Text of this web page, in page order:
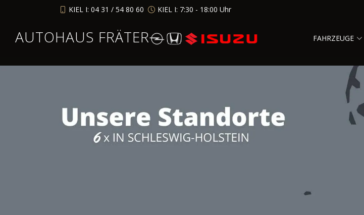
KIEL I: 04 31 / 54 80 60 KIEL I: 7:30 - 18:00 Uhr
AUTOHAUS FRÄTER FAHRZEUGE